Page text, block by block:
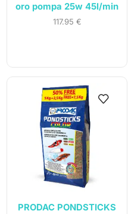
oro pompa 25w 45l/min
117.95 €
PRODAC PONDSTICKS